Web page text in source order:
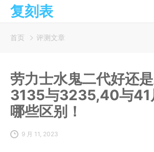
复刻表
首页 评测文章
劳力士水鬼二代好还
3135与3235,40与41
哪些区别！
9 月 11, 2023